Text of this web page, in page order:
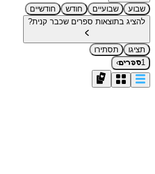
שבוע שבועיים חודש
חודשיים
להציג בתוצאות ספרים שכבר קנית?
תציגו
תסתירו
1ספרים›